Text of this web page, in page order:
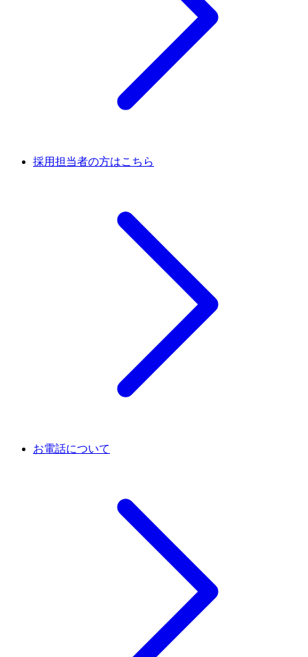
採用担当者の方はこちら
お電話について